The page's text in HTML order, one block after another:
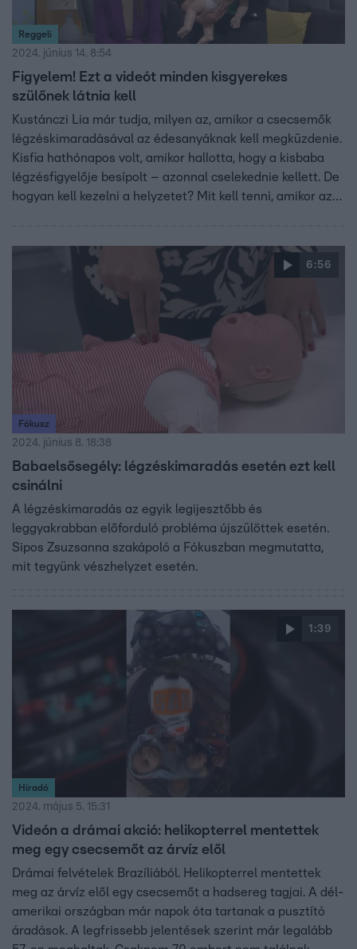
Reggeli
2024. június 14. 8:54
Figyelem! Ezt a videót minden kisgyerekes
szülőnek látnia kell
Kustánczi Lia már tudja, milyen az, amikor a csecsemők
légzéskimaradásával az édesanyáknak kell megküzdenie.
Kisfia hathónapos volt, amikor hallotta, hogy a kisbaba
légzésfigyelője besípolt – azonnal cselekednie kellett. De
hogyan kell kezelni a helyzetet? Mit kell tenni, amikor azt
6:56
Fókusz
2024. június 8. 18:38
Babaelsősegély: légzéskimaradás esetén ezt kell
csinálni
A légzéskimaradás az egyik legijesztőbb és
leggyakrabban előforduló probléma újszülöttek esetén.
Sipos Zsuzsanna szakápoló a Fókuszban megmutatta,
mit tegyünk vészhelyzet esetén.
1:39
Híradó
2024. május 5. 15:31
Videón a drámai akció: helikopterrel mentettek
meg egy csecsemőt az árvíz elől
Drámai felvételek Brazíliából. Helikopterrel mentettek
meg az árvíz elől egy csecsemőt a hadsereg tagjai. A dél-
amerikai országban már napok óta tartanak a pusztító
áradások. A legfrissebb jelentések szerint már legalább